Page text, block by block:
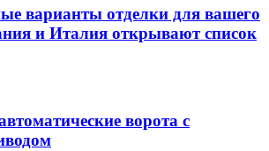
варианты отделки для вашего
и Италия открывают список
ворота с